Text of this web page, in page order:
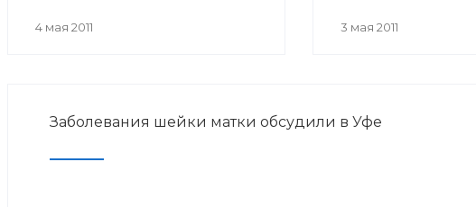
республике, способы помощи
4 мая 2011
педиатры, терапевты,
3 мая 2011
Заболевания шейки матки обсудили в Уфе